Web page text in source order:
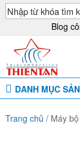
Blog
DANH MỤC
Trang chủ / Máy